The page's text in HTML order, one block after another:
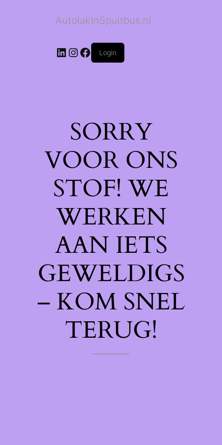
AutolakInSpuitbus.nl
LinkedIn
Instagram
Facebook
Login
SORRY
VOOR ONS
STOF! WE
WERKEN
AAN IETS
GEWELDIGS
– KOM SNEL
TERUG!